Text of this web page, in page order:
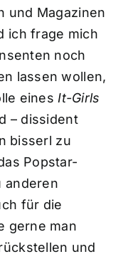
und Magazinen
ich frage mich
noch
lassen wollen,
einesIt-Girls
– dissident
bisserl zu
Popstar-
anderen
für die
gerne man
und